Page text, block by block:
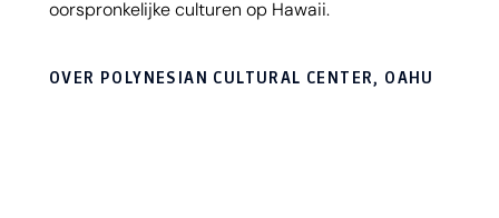
oorspronkelijke culturen op Hawaii.
OVER POLYNESIAN CULTURAL CENTER, OAHU